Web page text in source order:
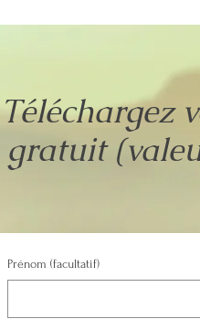
Téléchargez
gratuit
Prénom (facultatif)